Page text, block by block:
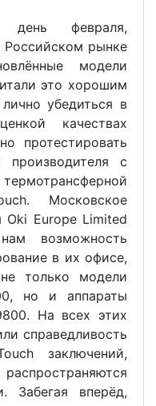
февраля,
Российском рынке
модели
это хорошим
убедиться в
качествах
протестировать
производителя с
Московское
Oki Europe Limited
возможность
в их офисе,
только модели
но и аппараты
На всех этих
справедливость
заключений,
вперёд,